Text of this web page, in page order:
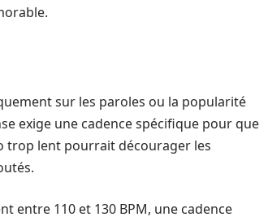
sur les paroles ou la popularité
exige une cadence spécifique pour que
trop lent pourrait décourager les
entre 110 et 130 BPM, une cadence